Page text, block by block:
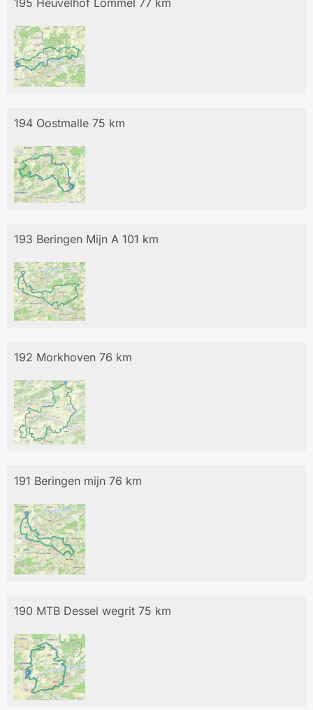
194 Oostmalle 75 km
193 Beringen Mijn A 101 km
192 Morkhoven 76 km
191 Beringen mijn 76 km
190 MTB Dessel wegrit 75 km